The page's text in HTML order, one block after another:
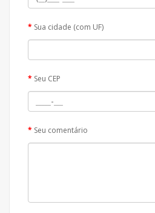
Sua cidade (com UF)
Seu CEP
Seu comentário